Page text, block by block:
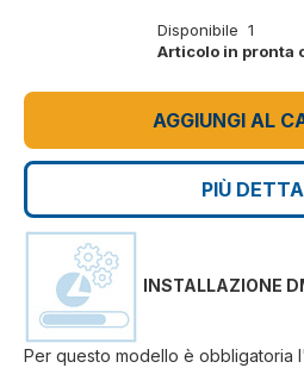
Disponibile 1
Articolo in pronta
AGGIUNGI AL
PIÙ
INSTALLAZIONE
Per questo modello è obbligatoria